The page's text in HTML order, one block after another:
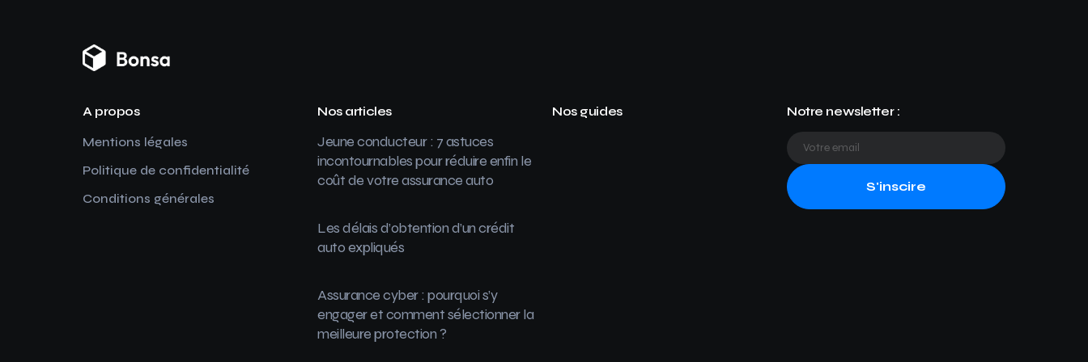
A propos
Mentions légales
Politique de confidentialité
Conditions générales
Nos articles
Jeune conducteur : 7 astuces
incontournables pour réduire enfin le
coût de votre assurance auto
Les délais d’obtention d’un crédit
auto expliqués
Assurance cyber : pourquoi s’y
engager et comment sélectionner la
meilleure protection ?
Nos guides Notre newsletter :
S'inscire